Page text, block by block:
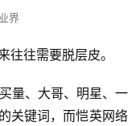
界
往往需要脱层皮。
量、大哥、明星、一
关键词，而恺英网络